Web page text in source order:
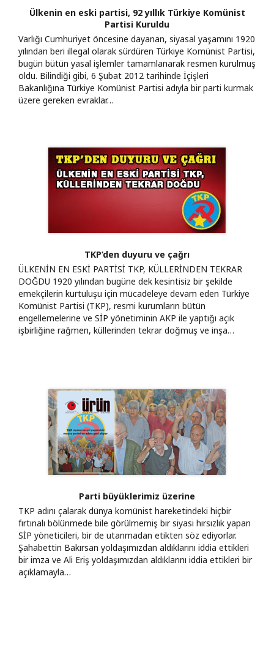
Ülkenin en eski partisi, 92 yıllık Türkiye Komünist
Partisi Kuruldu
Varlığı Cumhuriyet öncesine dayanan, siyasal yaşamını 1920
yılından beri illegal olarak sürdüren Türkiye Komünist Partisi,
bugün bütün yasal işlemler tamamlanarak resmen kurulmuş
oldu. Bilindiği gibi, 6 Şubat 2012 tarihinde İçişleri
Bakanlığına Türkiye Komünist Partisi adıyla bir parti kurmak
üzere gereken evraklar…
TKP’den duyuru ve çağrı
ÜLKENİN EN ESKİ PARTİSİ TKP, KÜLLERİNDEN TEKRAR
DOĞDU 1920 yılından bugüne dek kesintisiz bir şekilde
emekçilerin kurtuluşu için mücadeleye devam eden Türkiye
Komünist Partisi (TKP), resmi kurumların bütün
engellemelerine ve SİP yönetiminin AKP ile yaptığı açık
işbirliğine rağmen, küllerinden tekrar doğmuş ve inşa…
Parti büyüklerimiz üzerine
TKP adını çalarak dünya komünist hareketindeki hiçbir
fırtınalı bölünmede bile görülmemiş bir siyasi hırsızlık yapan
SİP yöneticileri, bir de utanmadan etikten söz ediyorlar.
Şahabettin Bakırsan yoldaşımızdan aldıklarını iddia ettikleri
bir imza ve Ali Eriş yoldaşımızdan aldıklarını iddia ettikleri bir
açıklamayla…